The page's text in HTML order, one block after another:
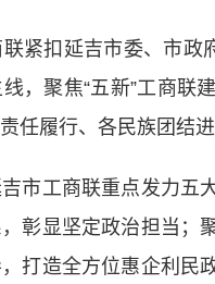
扣延吉市委、市政
，聚焦“五新”工商
任履行、各民族团结
工商联重点发力五
彰显坚定政治担当；
打造全方位惠企利民